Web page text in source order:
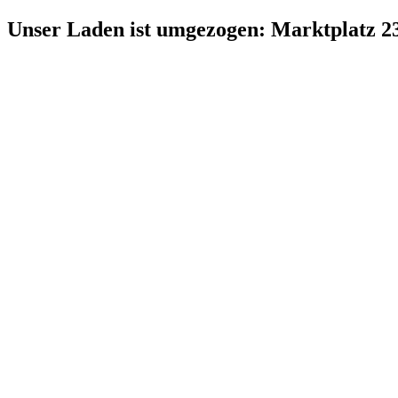
Zum
Inhalt
Unser Laden ist umgezogen: Marktplatz